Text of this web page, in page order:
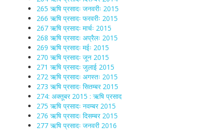
265 ऋषि प्रसादः जनवरीः 2015
266 ऋषि प्रसादः फरवरीः 2015
267 ऋषि प्रसादः मार्चः 2015
268 ऋषि प्रसादः अप्रैलः 2015
269 ऋषि प्रसादः मईः 2015
270 ऋषि प्रसादः जून 2015
271 ऋषि प्रसादः जुलाई 2015
272 ऋषि प्रसादः अगस्तः 2015
273 ऋषि प्रसादः सितम्बर 2015
274: अक्तूबर 2015 : ऋषि प्रसाद
275 ऋषि प्रसादः नवम्बर 2015
276 ऋषि प्रसादः दिसम्बर 2015
277 ऋषि प्रसादः जनवरी 2016